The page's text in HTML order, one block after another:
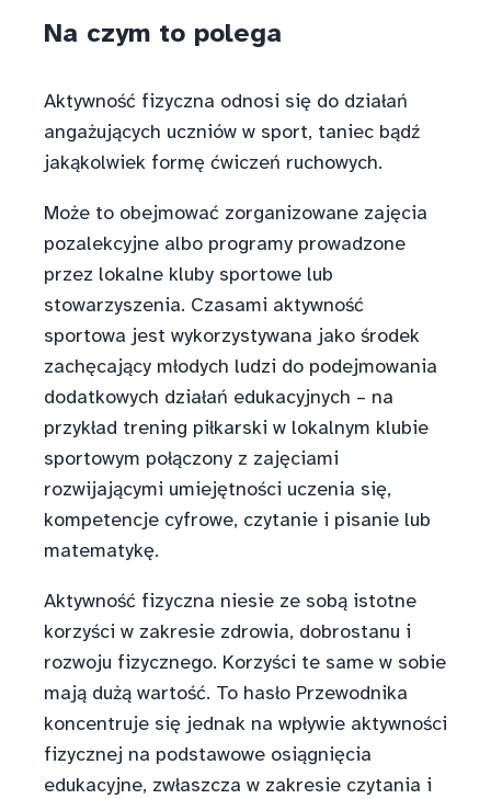
Na czym to polega
Aktywność fizyczna odnosi się do działań
angażujących uczniów w sport, taniec bądź
jakąkolwiek formę ćwiczeń ruchowych.
Może to obejmować zorganizowane zajęcia
pozalekcyjne albo programy prowadzone
przez lokalne kluby sportowe lub
stowarzyszenia. Czasami aktywność
sportowa jest wykorzystywana jako środek
zachęcający młodych ludzi do podejmowania
dodatkowych działań edukacyjnych – na
przykład trening piłkarski w lokalnym klubie
sportowym połączony z zajęciami
rozwijającymi umiejętności uczenia się,
kompetencje cyfrowe, czytanie i pisanie lub
matematykę.
Aktywność fizyczna niesie ze sobą istotne
korzyści w zakresie zdrowia, dobrostanu i
rozwoju fizycznego. Korzyści te same w sobie
mają dużą wartość. To hasło Przewodnika
koncentruje się jednak na wpływie aktywności
fizycznej na podstawowe osiągnięcia
edukacyjne, zwłaszcza w zakresie czytania i